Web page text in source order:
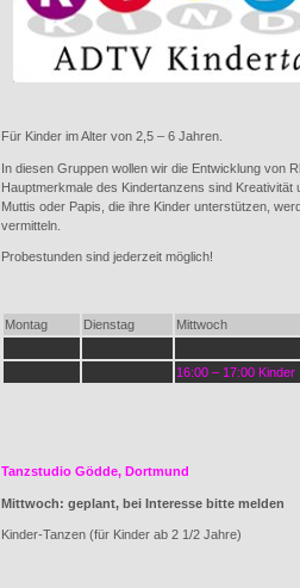
Für Kinder im Alter von 2,5 – 6 Jahren.
In diesen Gruppen wollen wir die Entwicklung von
Hauptmerkmale des Kindertanzens sind
Muttis oder Papis, die ihre Kinder unterstützen,
vermitteln.
Probestunden sind jederzeit möglich!
Montag Dienstag Mittwoch
16:00 – 17:00 Kinder
Tanzstudio Gödde, Dortmund
Mittwoch: geplant, bei Interesse bitte melden
Kinder-Tanzen (für Kinder ab 2 1/2 Jahre)